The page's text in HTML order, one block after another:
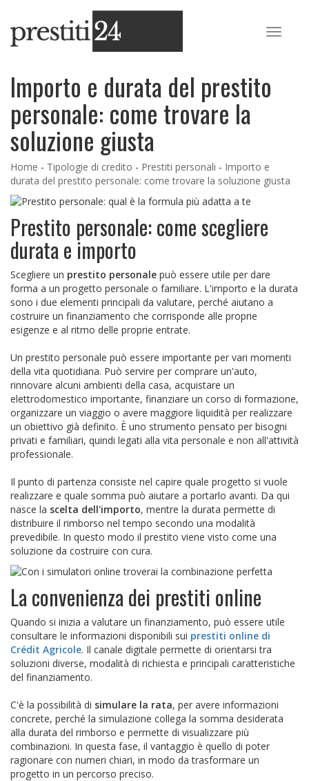
Importo e durata del prestito
personale: come trovare la
soluzione giusta
Home - Tipologie di credito - Prestiti personali - Importo e
durata del prestito personale: come trovare la soluzione giusta
Prestito personale: come scegliere
durata e importo
Scegliere un prestito personale può essere utile per dare
forma a un progetto personale o familiare. L'importo e la durata
sono i due elementi principali da valutare, perché aiutano a
costruire un finanziamento che corrisponde alle proprie
esigenze e al ritmo delle proprie entrate.
Un prestito personale può essere importante per vari momenti
della vita quotidiana. Può servire per comprare un'auto,
rinnovare alcuni ambienti della casa, acquistare un
elettrodomestico importante, finanziare un corso di formazione,
organizzare un viaggio o avere maggiore liquidità per realizzare
un obiettivo già definito. È uno strumento pensato per bisogni
privati e familiari, quindi legati alla vita personale e non all'attività
professionale.
Il punto di partenza consiste nel capire quale progetto si vuole
realizzare e quale somma può aiutare a portarlo avanti. Da qui
nasce la scelta dell'importo, mentre la durata permette di
distribuire il rimborso nel tempo secondo una modalità
prevedibile. In questo modo il prestito viene visto come una
soluzione da costruire con cura.
La convenienza dei prestiti online
Quando si inizia a valutare un finanziamento, può essere utile
consultare le informazioni disponibili sui prestiti online di
Crédit Agricole. Il canale digitale permette di orientarsi tra
soluzioni diverse, modalità di richiesta e principali caratteristiche
del finanziamento.
C'è la possibilità di simulare la rata, per avere informazioni
concrete, perché la simulazione collega la somma desiderata
alla durata del rimborso e permette di visualizzare più
combinazioni. In questa fase, il vantaggio è quello di poter
ragionare con numeri chiari, in modo da trasformare un
progetto in un percorso preciso.